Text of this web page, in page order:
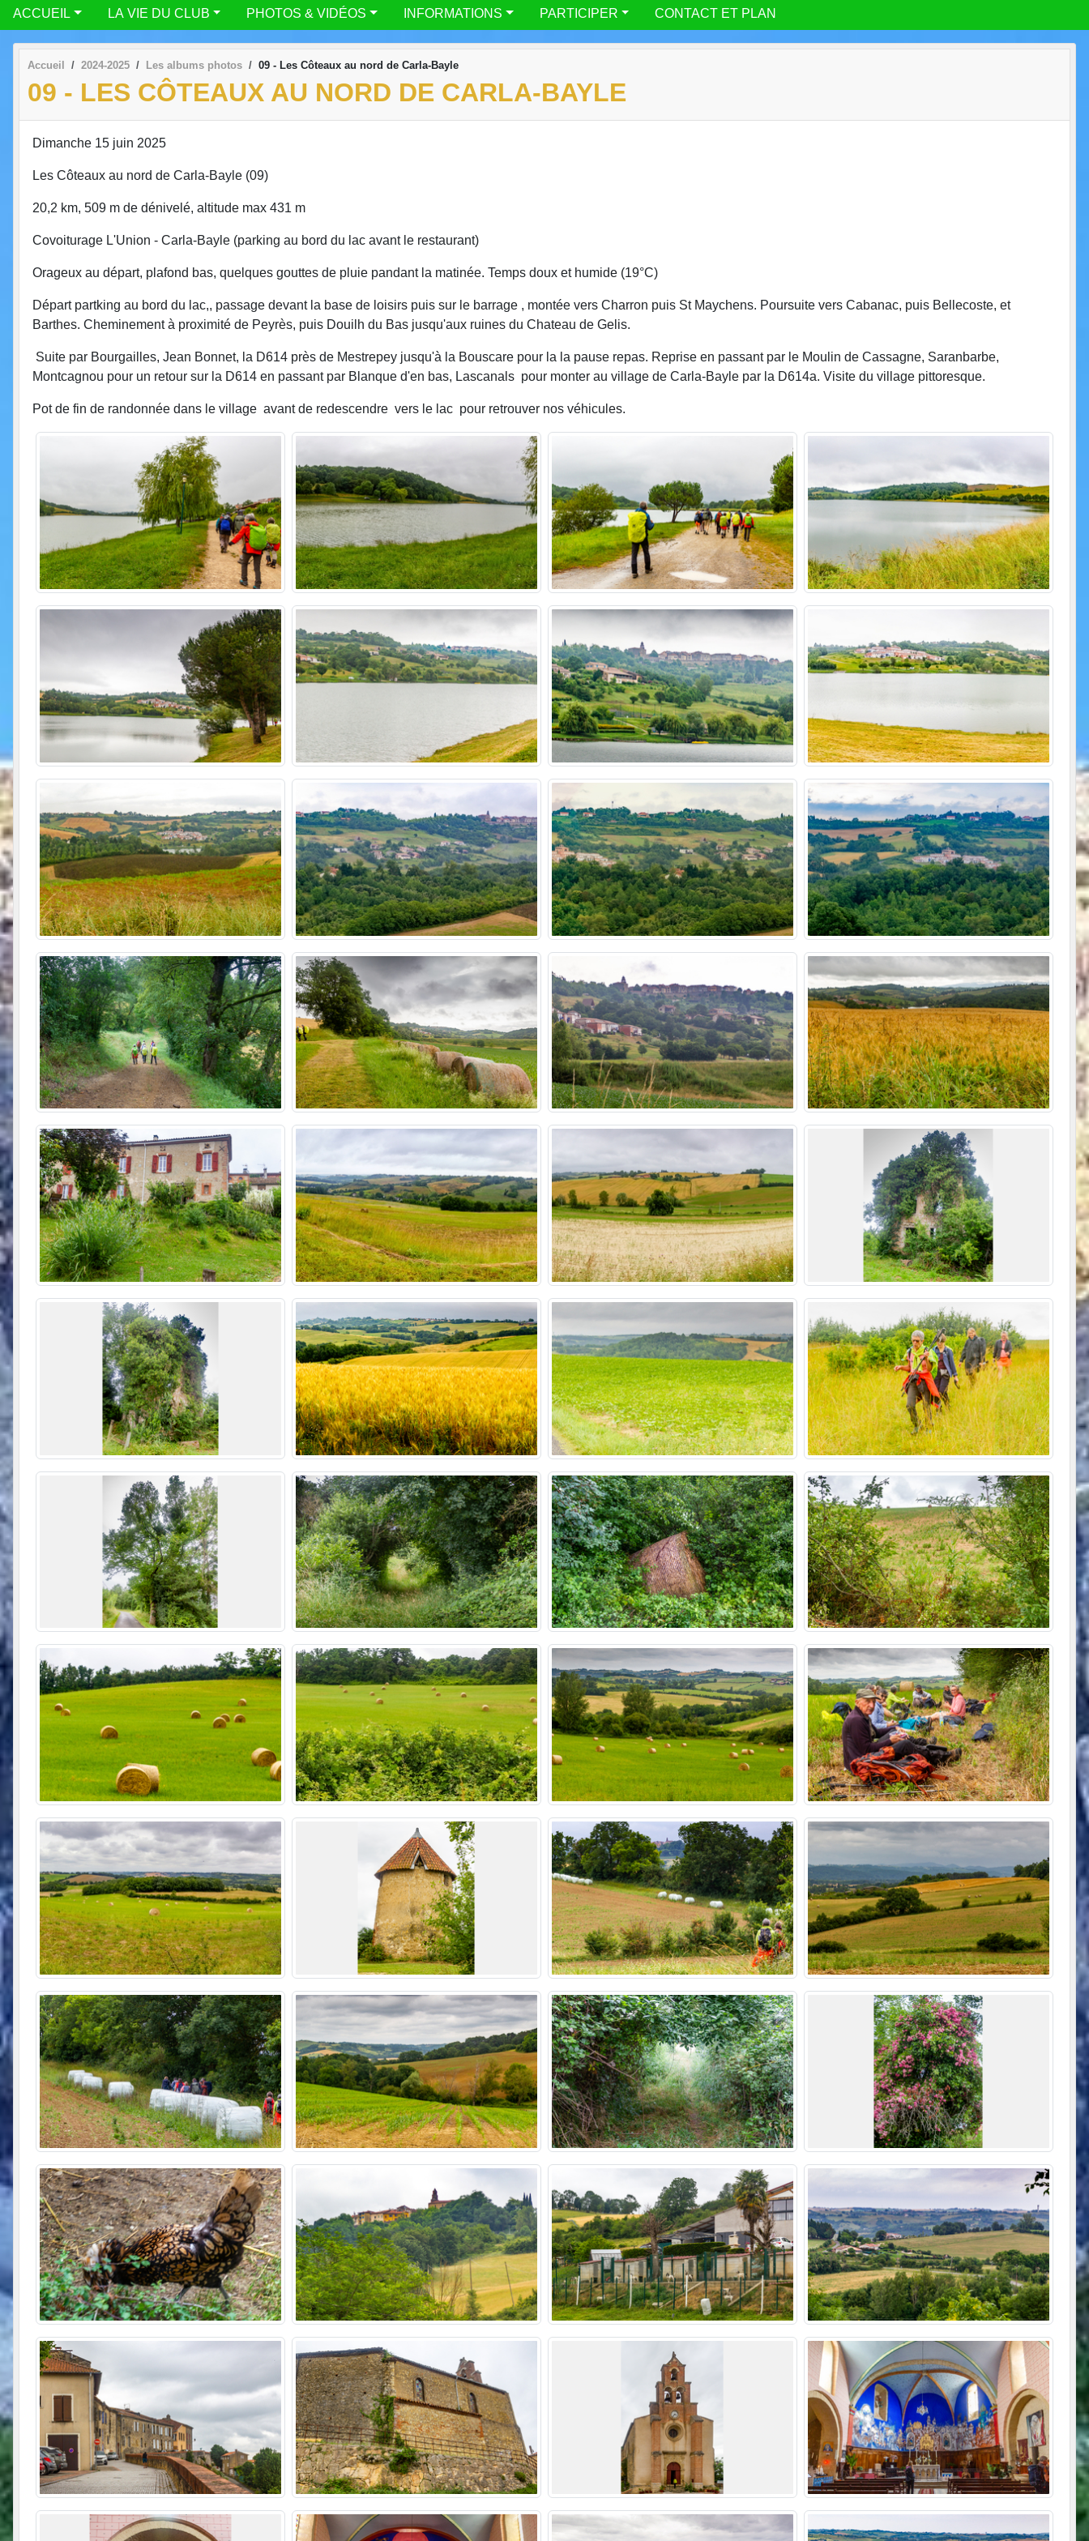
ACCUEIL LA VIE DU CLUB PHOTOS & VIDÉOS INFORMATIONS PARTICIPER CONTACT ET PLAN
Accueil 2024-2025 Les albums photos 09 - Les Côteaux au nord de Carla-Bayle
09 - LES CÔTEAUX AU NORD DE CARLA-BAYLE
Dimanche 15 juin 2025
Les Côteaux au nord de Carla-Bayle (09)
20,2 km, 509 m de dénivelé, altitude max 431 m
Covoiturage L'Union - Carla-Bayle (parking au bord du lac avant le restaurant)
Orageux au départ, plafond bas, quelques gouttes de pluie pandant la matinée. Temps doux et humide (19°C)
Départ partking au bord du lac,, passage devant la base de loisirs puis sur le barrage , montée vers Charron puis St Maychens. Poursuite vers Cabanac, puis Bellecoste, et
Barthes. Cheminement à proximité de Peyrès, puis Douilh du Bas jusqu'aux ruines du Chateau de Gelis.
Suite par Bourgailles, Jean Bonnet, la D614 près de Mestrepey jusqu'à la Bouscare pour la la pause repas. Reprise en passant par le Moulin de Cassagne, Saranbarbe,
Montcagnou pour un retour sur la D614 en passant par Blanque d'en bas, Lascanals pour monter au village de Carla-Bayle par la D614a. Visite du village pittoresque.
Pot de fin de randonnée dans le village avant de redescendre vers le lac pour retrouver nos véhicules.